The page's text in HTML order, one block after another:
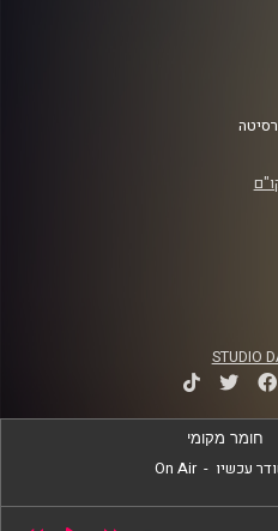
STUDIO
חומר מקומי
עכשיו -
On Air